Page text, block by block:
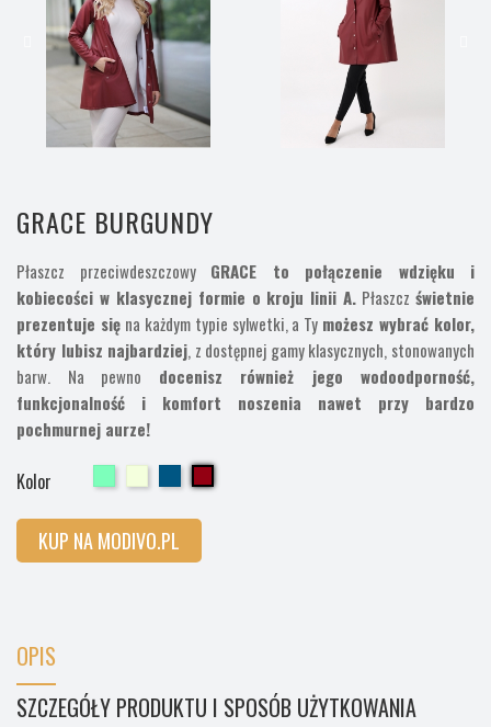
GRACE BURGUNDY
Płaszcz przeciwdeszczowy GRACE to połączenie wdzięku i
kobiecości w klasycznej formie o kroju linii A. Płaszczświetnie
prezentuje sięna każdym typie sylwetki, a Ty możesz wybrać kolor,
który lubisz najbardziej, z dostępnej gamy klasycznych, stonowanych
barw. Na pewno docenisz również jego wodoodporność,
funkcjonalność i komfort noszenia nawet przy bardzo
pochmurnej aurze!
Kolor
KUP NA MODIVO.PL
OPIS
SZCZEGÓŁY PRODUKTU I SPOSÓB UŻYTKOWANIA